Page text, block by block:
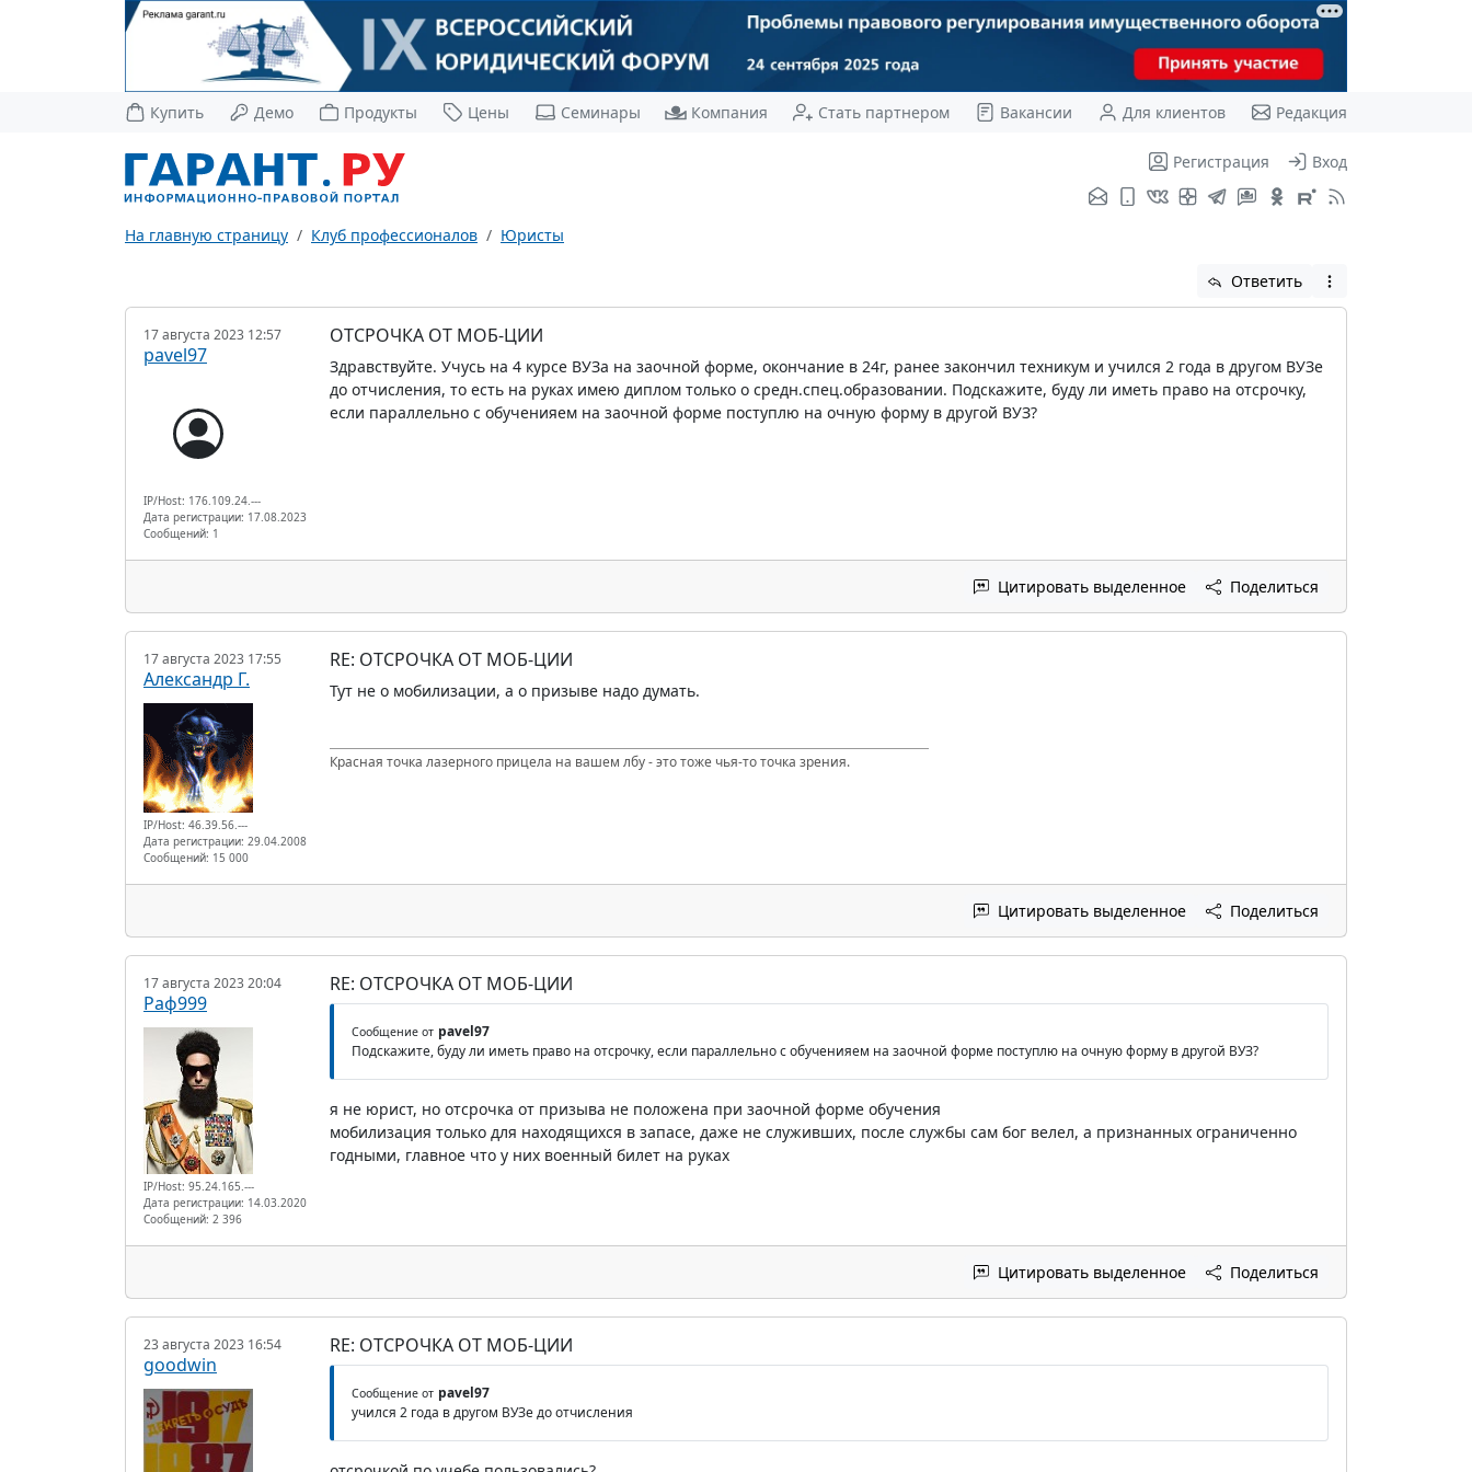
Купить Демо Продукты Цены Семинары Компания Стать партнером Вакансии Для клиентов Редакция
Регистрация Вход
На главную страницу Клуб профессионалов Юристы
Ответить
17 августа 2023 12:57
pavel97
IP/Host: 176.109.24.---
Дата регистрации: 17.08.2023
Сообщений: 1
ОТСРОЧКА ОТ МОБ-ЦИИ
Здравствуйте. Учусь на 4 курсе ВУЗа на заочной форме, окончание в 24г, ранее закончил техникум и учился 2 года в другом ВУЗе
до отчисления, то есть на руках имею диплом только о средн.спец.образовании. Подскажите, буду ли иметь право на отсрочку,
если параллельно с обученияем на заочной форме поступлю на очную форму в другой ВУЗ?
Цитировать выделенное Поделиться
17 августа 2023 17:55
Александр Г.
IP/Host: 46.39.56.---
Дата регистрации: 29.04.2008
Сообщений: 15 000
RE: ОТСРОЧКА ОТ МОБ-ЦИИ
Тут не о мобилизации, а о призыве надо думать.
Красная точка лазерного прицела на вашем лбу - это тоже чья-то точка зрения.
Цитировать выделенное Поделиться
17 августа 2023 20:04
Раф999
IP/Host: 95.24.165.---
Дата регистрации: 14.03.2020
Сообщений: 2 396
RE: ОТСРОЧКА ОТ МОБ-ЦИИ
Сообщение от pavel97
Подскажите, буду ли иметь право на отсрочку, если параллельно с обученияем на заочной форме поступлю на очную форму в другой ВУЗ?
я не юрист, но отсрочка от призыва не положена при заочной форме обучения
мобилизация только для находящихся в запасе, даже не служивших, после службы сам бог велел, а признанных ограниченно
годными, главное что у них военный билет на руках
Цитировать выделенное Поделиться
23 августа 2023 16:54
goodwin
RE: ОТСРОЧКА ОТ МОБ-ЦИИ
Сообщение от pavel97
учился 2 года в другом ВУЗе до отчисления